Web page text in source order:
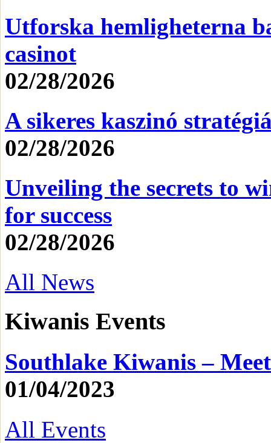
Utforska hemligheterna
casinot
02/28/2026
A sikeres kaszinó
02/28/2026
Unveiling the secrets to
for success
02/28/2026
All News
Kiwanis Events
Southlake Kiwanis –
01/04/2023
All Events